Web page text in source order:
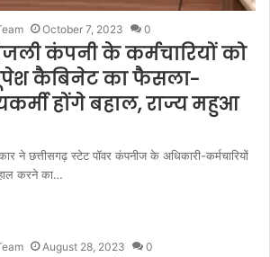
October 7, 2023 0
कंपनी के कर्मचारियों को
कैबिनेट का फैसला-
होंगे बहाल, राज्य महुआ
ने छत्तीसगढ़ स्टेट पॉवर कंपनीज के अधिकारी-कर्मचारियों
करने का…
August 28, 2023 0